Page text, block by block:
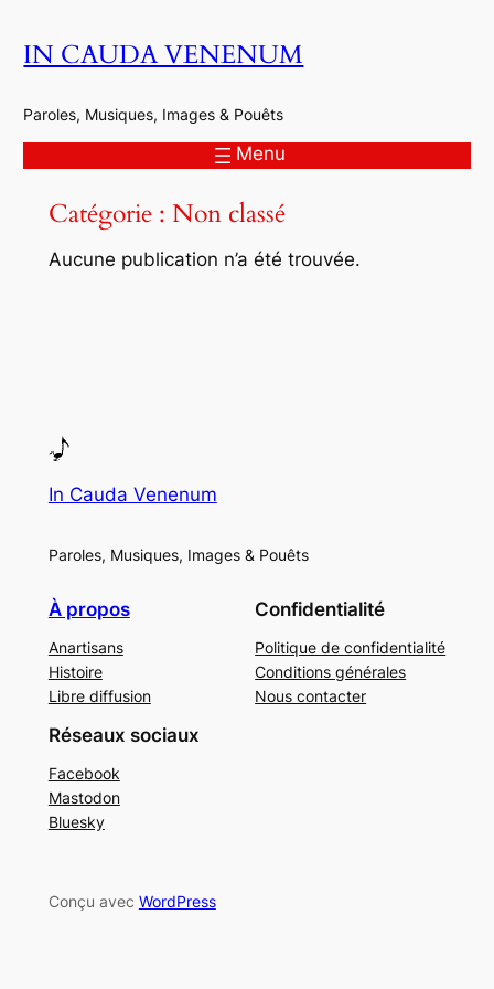
auIN CAUDA VENENUM
Paroles, Musiques, Images & Pouêts
Menu
Catégorie : Non classé
Aucune publication n’a été trouvée.
In Cauda Venenum
Paroles, Musiques, Images & Pouêts
À propos
Anartisans
Histoire
Libre diffusion
Confidentialité
Politique de confidentialité
Conditions générales
Nous contacter
Réseaux sociaux
Facebook
Mastodon
Bluesky
Conçu avec WordPress